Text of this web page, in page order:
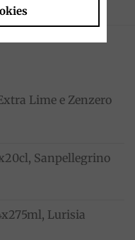
Lime e Zenzero
Sanpellegrino
Lurisia